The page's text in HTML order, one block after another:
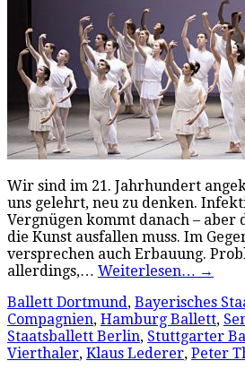
Wir sind im 21. Jahrhundert
uns gelehrt, neu zu denken.
Vergnügen kommt danach – aber
die Kunst ausfallen muss. Im
versprechen auch Erbauung.
allerdings,… Weiterlesen… →
Ballett Dortmund, Bayerisches
Compagnien, Hamburg Ballett,
Staatsballett Berlin, Stuttgarter
Vierthaler, Klaus Lederer, Peter